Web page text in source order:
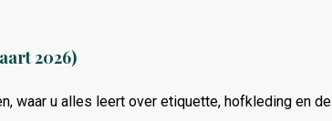
2026)
waar u alles leert over etiquette, hofkleding en de